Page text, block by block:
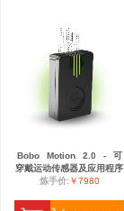
Bobo Motion 2.0 -
可
穿戴运动传感器及应用程序
炼手价:￥7980